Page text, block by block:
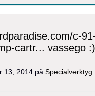
c-
cartr... vassego :)
13, 2014 på Specialverktyg